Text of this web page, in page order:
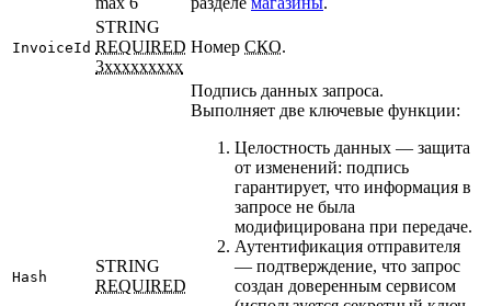
InvoiceId
STRING
REQUIRED
3xxxxxxxxx
Номер СКО.
Hash
STRING
REQUIRED
Подпись данных запроса.
Выполняет две ключевые функции:
Целостность данных — защита
от изменений: подпись
гарантирует, что информация в
запросе не была
модифицирована при передаче.
Аутентификация отправителя
— подтверждение, что запрос
создан доверенным сервисом